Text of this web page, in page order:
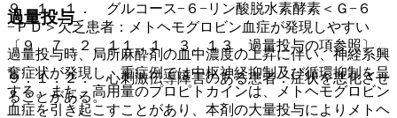
過量投与
過量投与時、局所麻酔剤の血中濃度の上昇に伴い、神経系興
奮症状が発現し、重症例では中枢神経抑制及び循環抑制を呈
する。また、高用量のプロピトカインは、メトヘモグロビン
血症を引き起こすことがあり、本剤の大量投与によりメトヘ
９．１．１． グルコース−６−リン酸脱水素酵素＜Ｇ−６
−ＰＤ＞欠乏患者：メトヘモグロビン血症が発現しやすい
〔９．７．２、１１．１．３、１３．過量投与の項参照〕。
９．１．２． 心刺激伝導障害のある患者：症状を悪化させ
ることがある。